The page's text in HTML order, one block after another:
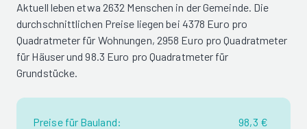
Aktuell leben etwa 2632 Menschen in der Gemeinde. Die
durchschnittlichen Preise liegen bei 4378 Euro pro
Quadratmeter für Wohnungen, 2958 Euro pro Quadratmeter
für Häuser und 98.3 Euro pro Quadratmeter für
Grundstücke.
Preise für Bauland:
98,3 €